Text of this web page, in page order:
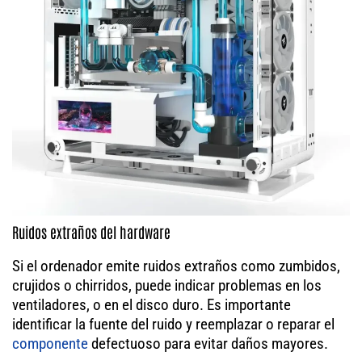
Ruidos extraños del hardware
Si el ordenador emite ruidos extraños como zumbidos,
crujidos o chirridos, puede indicar problemas en los
ventiladores, o en el disco duro. Es importante
identificar la fuente del ruido y reemplazar o reparar el
componentedefectuoso para evitar daños mayores.